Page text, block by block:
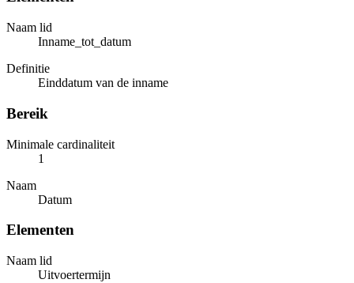
Naam lid
Inname_tot_datum
Definitie
Einddatum van de inname
Bereik
Minimale cardinaliteit
1
Naam
Datum
Elementen
Naam lid
Uitvoertermijn